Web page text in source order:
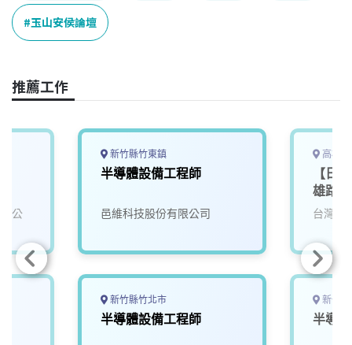
o
o
玉山安侯論壇
推薦工作
公
新竹縣竹東鎮
半導體設備工程師
邑維科技股份有限公司
新竹縣竹北市
半導體設備工程師
高雄
【日
雄路
台灣華
新竹
半導